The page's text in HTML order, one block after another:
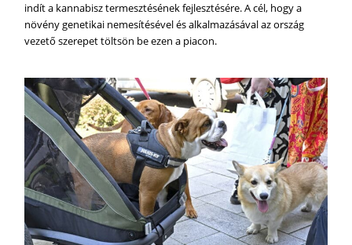
indít a kannabisz termesztésének fejlesztésére. A cél, hogy a
növény genetikai nemesítésével és alkalmazásával az ország
vezető szerepet töltsön be ezen a piacon.